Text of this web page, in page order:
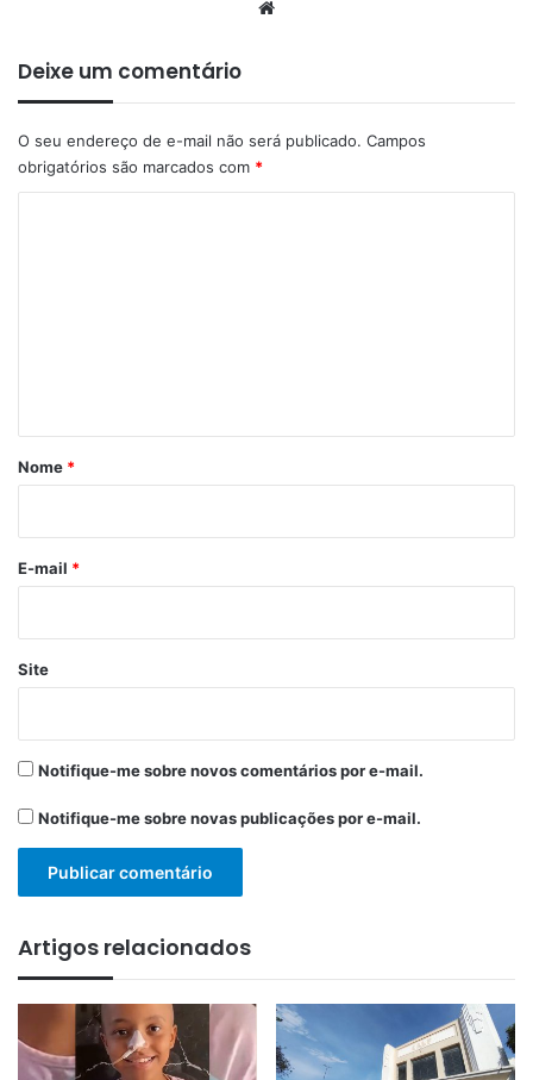
Deixe um comentário
O seu endereço de e-mail não será publicado. Campos
obrigatórios são marcados com *
r
*
Nome *
E-mail *
Site
Notifique-me sobre novos comentários por e-mail.
Notifique-me sobre novas publicações por e-mail.
Artigos relacionados